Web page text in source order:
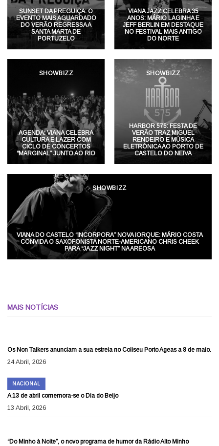
SUNSET DA PREGUIÇA: O
EVENTO MAIS AGUARDADO
DO VERÃO REGRESSA A
SANTA MARTA DE
PORTUZELO
VIANA JAZZ CELEBRA 35
ANOS: MÁRIO LAGINHA E
JEFF BERLIN EM DESTAQUE
NO FESTIVAL MAIS ANTIGO
DO NORTE
SHOWBIZZ
AGENDA: VIANA CELEBRA
CULTURA E LAZER COM
CICLO DE CONCERTOS
“MARGINAL” JUNTO AO RIO
SHOWBIZZ
HARBOR 575: FESTA DE
VERÃO TRAZ MIGUEL
RENDEIRO E MÚSICA
ELETRÓNICA AO PORTO DE
CASTELO DO NEIVA
SHOWBIZZ
VIANA DO CASTELO “INCORPORA” NOVA IORQUE: MÁRIO COSTA
CONVIDA O SAXOFONISTA NORTE-AMERICANO CHRIS CHEEK
PARA “JAZZ NIGHT” NA AREOSA
MAIS NOTÍCIAS
Os Non Talkers anunciam a sua estreia no Coliseu Porto Ageas a 8 de maio.
24 Abril, 2026
NACIONAL
A 13 de abril comemora-se o Dia do Beijo
13 Abril, 2026
“Do Minho à Noite”, o novo programa de humor da Rádio Alto Minho